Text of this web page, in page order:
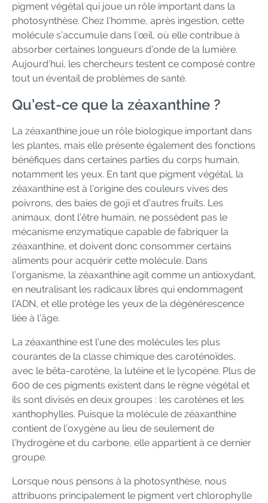
pigment végétal qui joue un rôle important dans la
photosynthèse. Chez l’homme, après ingestion, cette
molécule s’accumule dans l’œil, où elle contribue à
absorber certaines longueurs d’onde de la lumière.
Aujourd’hui, les chercheurs testent ce composé contre
tout un éventail de problèmes de santé.
Qu’est-ce que la zéaxanthine ?
La zéaxanthine joue un rôle biologique important dans
les plantes, mais elle présente également des fonctions
bénéfiques dans certaines parties du corps humain,
notamment les yeux. En tant que pigment végétal, la
zéaxanthine est à l’origine des couleurs vives des
poivrons, des baies de goji et d’autres fruits. Les
animaux, dont l’être humain, ne possèdent pas le
mécanisme enzymatique capable de fabriquer la
zéaxanthine, et doivent donc consommer certains
aliments pour acquérir cette molécule. Dans
l’organisme, la zéaxanthine agit comme un antioxydant,
en neutralisant les radicaux libres qui endommagent
l’ADN, et elle protège les yeux de la dégénérescence
liée à l’âge.
La zéaxanthine est l’une des molécules les plus
courantes de la classe chimique des caroténoïdes,
avec le bêta-carotène, la lutéine et le lycopène. Plus de
600 de ces pigments existent dans le règne végétal et
ils sont divisés en deux groupes : les carotènes et les
xanthophylles. Puisque la molécule de zéaxanthine
contient de l’oxygène au lieu de seulement de
l’hydrogène et du carbone, elle appartient à ce dernier
groupe.
Lorsque nous pensons à la photosynthèse, nous
attribuons principalement le pigment vert chlorophylle